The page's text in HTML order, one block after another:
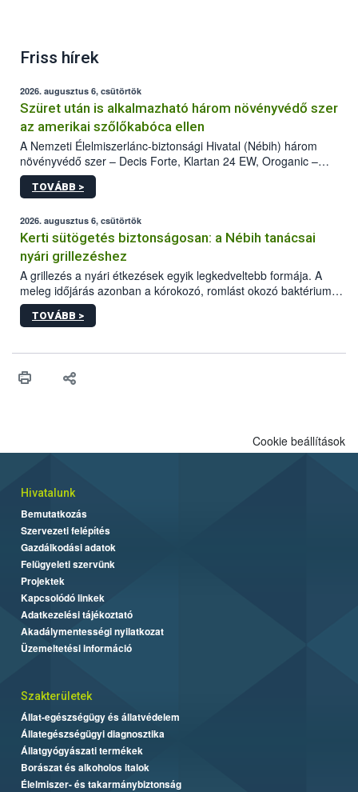
Friss hírek
2026. augusztus 6, csütörtök
Szüret után is alkalmazható három növényvédő szer
az amerikai szőlőkabóca ellen
A Nemzeti Élelmiszerlánc-biztonsági Hivatal (Nébih) három
növényvédő szer – Decis Forte, Klartan 24 EW, Oroganic –
engedélyokiratát módosította, így azok a szüretet követően,
egészen a vesszőérettség (BBCH 91) stádiumáig
érésű szőlőkben is legyen lehetőség a károsító elleni további
védekezésre. Az Oroganic készítmény kis kiszerelésben kiskerti
felhasználók számára is elérhető és ökológiai termesztésben is
engedélyezett.
TOVÁBB >
2026. augusztus 6, csütörtök
Kerti sütögetés biztonságosan: a Nébih tanácsai
nyári grillezéshez
A grillezés a nyári étkezések egyik legkedveltebb formája. A
meleg időjárás azonban a kórokozó, romlást okozó baktériumok
gyorsabb szaporodásának is kedvez. A szabadtéri sütögetés
ezért nem csupán a megfelelő sütési technikáról szól: legalább
higiéniai szabályok betartása, a megfelelő hőkezelés, valamint a
biztonsági Hivatal (Nébih) Oktatási Programja összegyűjtötte a
TOVÁBB >
Cookie beállítások
Hivatalunk
Bemutatkozás
Szervezeti felépítés
Gazdálkodási adatok
Felügyeleti szervünk
Projektek
Kapcsolódó linkek
Adatkezelési tájékoztató
Akadálymentességi nyilatkozat
Üzemeltetési információ
Szakterületek
Állat-egészségügy és állatvédelem
Állategészségügyi diagnosztika
Állatgyógyászati termékek
Borászat és alkoholos italok
Élelmiszer- és takarmánybiztonság